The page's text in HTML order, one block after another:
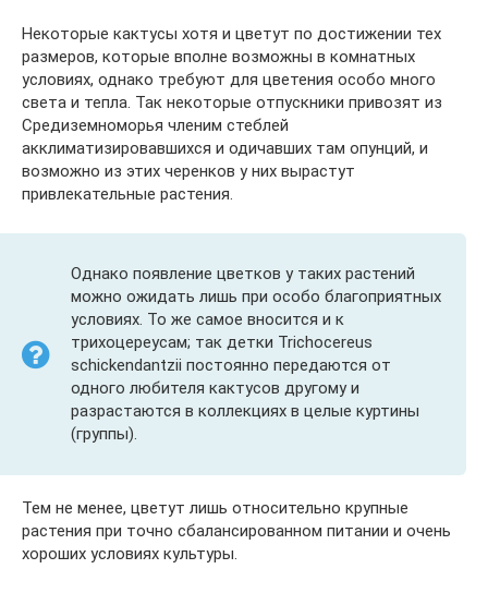
Некоторые кактусы хотя и цветут по достижении тех
размеров, которые вполне возможны в комнатных
условиях, однако требуют для цветения особо много
света и тепла. Так некоторые отпускники привозят из
Средиземноморья членим стеблей
акклиматизировавшихся и одичавших там опунций, и
возможно из этих черенков у них вырастут
привлекательные растения.
Однако появление цветков у таких растений
можно ожидать лишь при особо благоприятных
условиях. То же самое вносится и к
трихоцереусам; так детки Trichocereus
schickendantzii постоянно передаются от
одного любителя кактусов другому и
разрастаются в коллекциях в целые куртины
(группы).
Тем не менее, цветут лишь относительно крупные
растения при точно сбалансированном питании и очень
хороших условиях культуры.